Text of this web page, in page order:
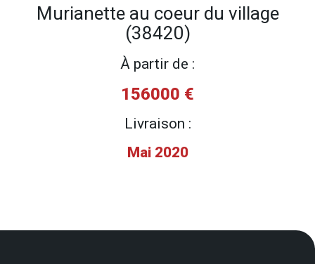
Murianette au coeur du village
(38420)
À partir de :
156000 €
Livraison :
Mai 2020